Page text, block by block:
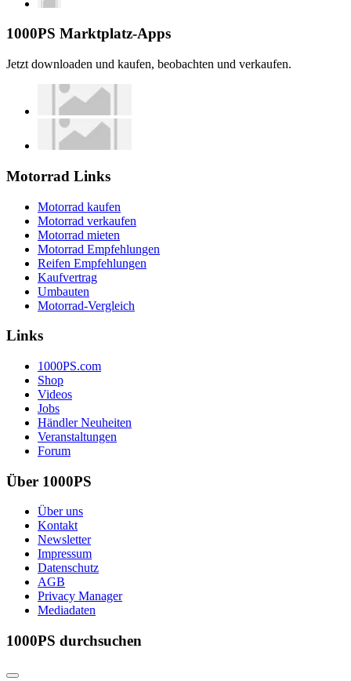
1000PS Marktplatz-Apps
Jetzt downloaden und kaufen, beobachten und verkaufen.
Motorrad Links
Motorrad kaufen
Motorrad verkaufen
Motorrad mieten
Motorrad Empfehlungen
Reifen Empfehlungen
Kaufvertrag
Umbauten
Motorrad-Vergleich
Links
1000PS.com
Shop
Videos
Jobs
Händler Neuheiten
Veranstaltungen
Forum
Über 1000PS
Über uns
Kontakt
Newsletter
Impressum
Datenschutz
AGB
Privacy Manager
Mediadaten
1000PS durchsuchen